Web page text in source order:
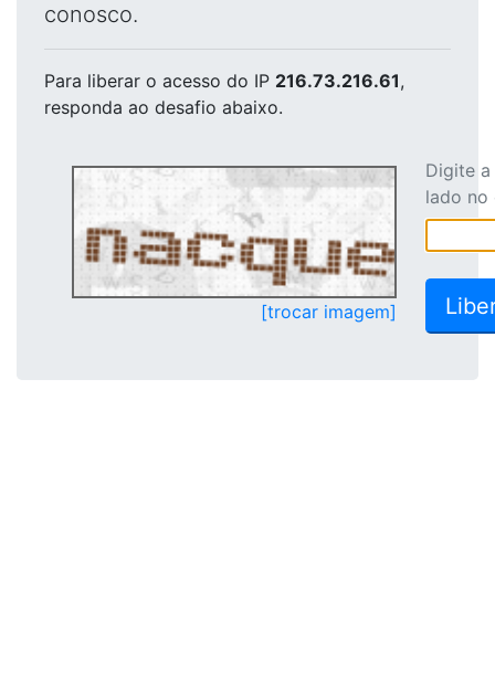
conosco.
Para liberar o acesso do IP 216.73.216.61,
responda ao desafio abaixo.
[trocar imagem]
Digite
lado no